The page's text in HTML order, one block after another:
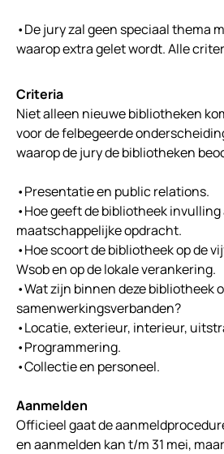
•De jury zal geen speciaal thema
waarop extra gelet wordt. Alle
Criteria
Niet alleen nieuwe bibliotheken
voor de felbegeerde
waarop de jury de bibliotheken
•Presentatie en public relations.
•Hoe geeft de bibliotheek invulling
maatschappelijke opdracht.
•Hoe scoort de bibliotheek op de
Wsob en op de lokale verankering.
•Wat zijn binnen deze bibliotheek
samenwerkingsverbanden?
•Locatie, exterieur, interieur,
•Programmering.
•Collectie en personeel.
Aanmelden
Officieel gaat de
en aanmelden kan t/m 31 mei,